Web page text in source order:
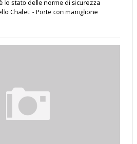
lo stato delle norme di sicurezza
Chalet: - Porte con maniglione